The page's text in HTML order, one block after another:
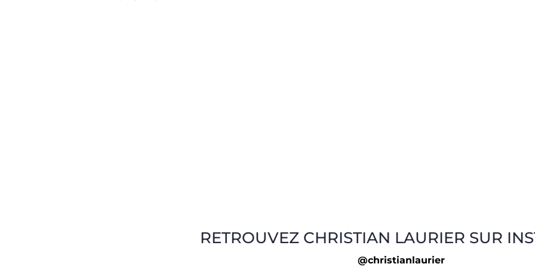
RETROUVEZ CHRISTIAN LAURIER SUR
@christianlaurier